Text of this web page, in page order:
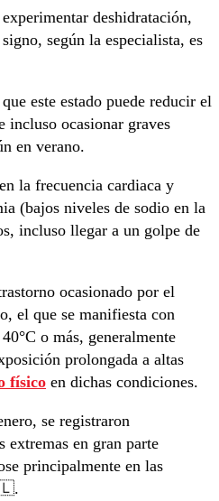
deshidratación,
según la especialista, es
este estado puede reducir el
incluso ocasionar graves
en verano.
la frecuencia cardiaca y
(bajos niveles de sodio en la
incluso llegar a un golpe de
ocasionado por el
el que se manifiesta con
o más, generalmente
prolongada a altas
físico en dichas condiciones.
se registraron
extremas en gran parte
principalmente en las